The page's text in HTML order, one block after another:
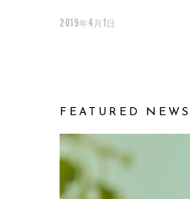
2019年4月1日
FEATURED NEWS